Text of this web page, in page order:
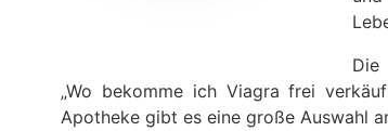
Die
„Wo bekomme ich Viagra frei
Apotheke gibt es eine große Auswahl